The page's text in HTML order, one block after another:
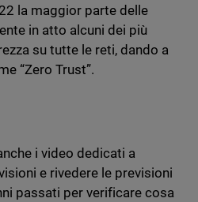
la maggior parte delle
in atto alcuni dei più
su tutte le reti, dando a
“Zero Trust”.
i video dedicati a
e rivedere le previsioni
passati per verificare cosa